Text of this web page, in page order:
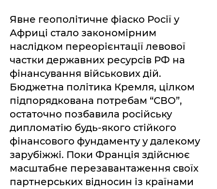
Явне геополітичне фіаско Росії у
Африці стало закономірним
наслідком переорієнтації левової
частки державних ресурсів РФ на
фінансування військових дій.
Бюджетна політика Кремля, цілком
підпорядкована потребам “СВО”,
остаточно позбавила російську
дипломатію будь-якого стійкого
фінансового фундаменту у далекому
зарубіжжі. Поки Франція здійснює
масштабне перезавантаження своїх
партнерських відносин із країнами